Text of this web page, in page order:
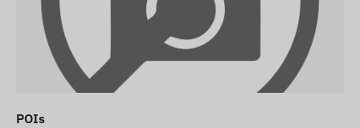
POIs